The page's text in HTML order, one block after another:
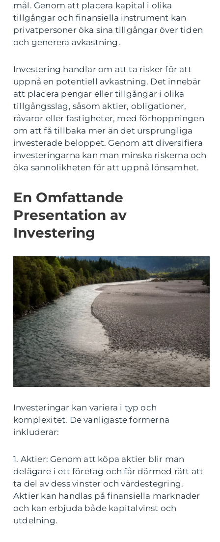
mål. Genom att placera kapital i olika
tillgångar och finansiella instrument kan
privatpersoner öka sina tillgångar över tiden
och generera avkastning.
Investering handlar om att ta risker för att
uppnå en potentiell avkastning. Det innebär
att placera pengar eller tillgångar i olika
tillgångsslag, såsom aktier, obligationer,
råvaror eller fastigheter, med förhoppningen
om att få tillbaka mer än det ursprungliga
investerade beloppet. Genom att diversifiera
investeringarna kan man minska riskerna och
öka sannolikheten för att uppnå lönsamhet.
En Omfattande
Presentation av
Investering
Investeringar kan variera i typ och
komplexitet. De vanligaste formerna
inkluderar:
1. Aktier: Genom att köpa aktier blir man
delägare i ett företag och får därmed rätt att
ta del av dess vinster och värdestegring.
Aktier kan handlas på finansiella marknader
och kan erbjuda både kapitalvinst och
utdelning.